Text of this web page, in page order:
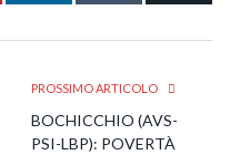
PROSSIMO ARTICOLO
BOCHICCHIO (AVS-
PSI-LBP): POVERTÀ